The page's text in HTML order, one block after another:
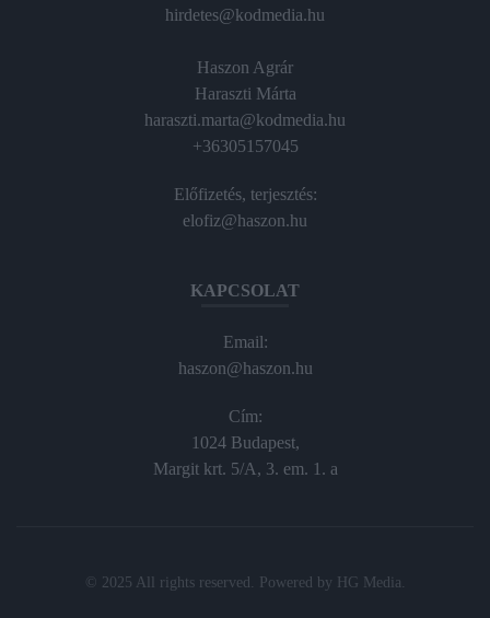
hirdetes@kodmedia.hu
Haszon Agrár
Haraszti Márta
haraszti.marta@kodmedia.hu
+36305157045
Előfizetés, terjesztés:
elofiz@haszon.hu
KAPCSOLAT
Email:
haszon@haszon.hu
Cím:
1024 Budapest,
Margit krt. 5/A, 3. em. 1. a
© 2025 All rights reserved. Powered by HG Media